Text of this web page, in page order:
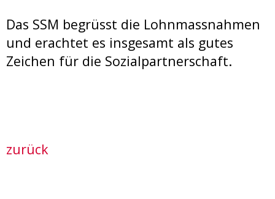
Das SSM begrüsst die Lohnmassnahmen
und erachtet es insgesamt als gutes
Zeichen für die Sozialpartnerschaft.
zurück